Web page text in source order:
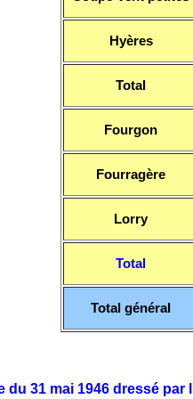
Hyères
Total
Fourgon
Fourragère
Lorry
Total
Total général
du 31 mai 1946 dressé